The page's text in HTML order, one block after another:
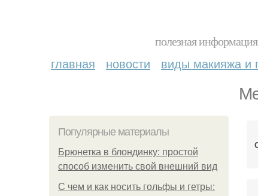
полезная
главная новости виды макияжа и
Популярные материалы
Брюнетка в блондинку: простой
способ изменить свой внешний вид
С чем и как носить гольфы и гетры: